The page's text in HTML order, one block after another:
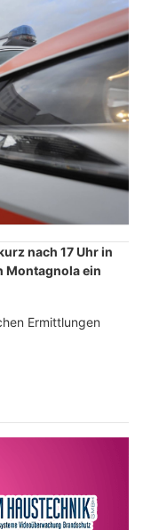
nach 17 Uhr in
Montagnola ein
Ermittlungen